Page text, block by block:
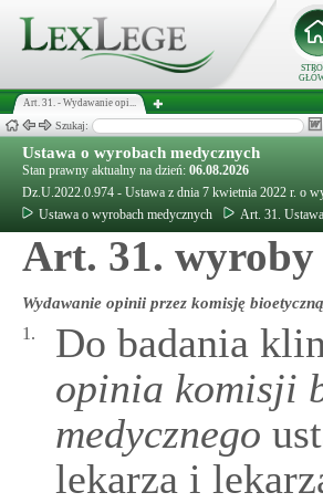
Art. 31. - Wydawanie opi...
Szukaj:
Ustawa o wyrobach medycznych
Stan prawny aktualny na dzień: 06.08.2026
Dz.U.2022.0.974 - Ustawa z dnia 7 kwietnia 2022 r. o
Ustawa o wyrobach medycznych
Art. 31.
Art. 31. wyroby
Wydawanie opinii przez komisję bioetyczną
1.
Do badania
opinia komisji
medycznego
lekarza i